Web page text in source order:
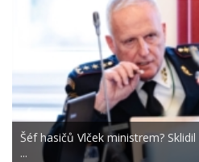
Šéf hasičů Vlček ministrem?
...